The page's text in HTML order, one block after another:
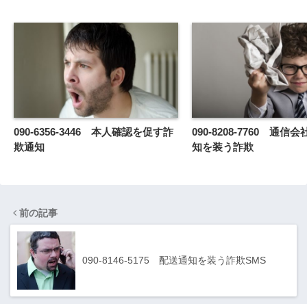
090-6356-3446 本人確認を促す詐
欺通知
090-8208-7760 通信会
知を装う詐欺
前の記事
090-8146-5175 配送通知を装う詐欺SMS